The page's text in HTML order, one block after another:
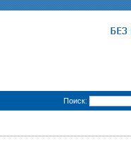
Поиск: